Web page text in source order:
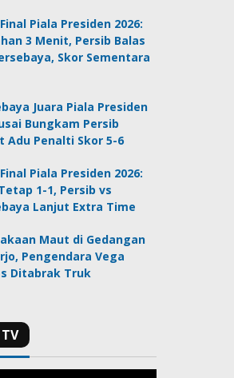
Piala Presiden 2026:
3 Menit, Persib Balas
Skor Sementara
Juara Piala Presiden
Bungkam Persib
Adu Penalti Skor 5-6
Piala Presiden 2026:
1-1, Persib vs
Lanjut Extra Time
Maut di Gedangan
Pengendara Vega
Ditabrak Truk